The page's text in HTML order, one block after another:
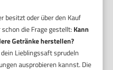
besitzt oder über den Kauf
die Frage gestellt: Kann
Getränke herstellen?
Lieblingssaft sprudeln
ausprobieren kannst. Die